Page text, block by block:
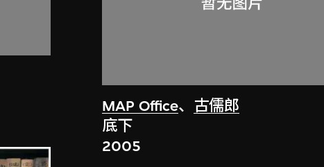
MAP Office、 古儒郎
底下
2005